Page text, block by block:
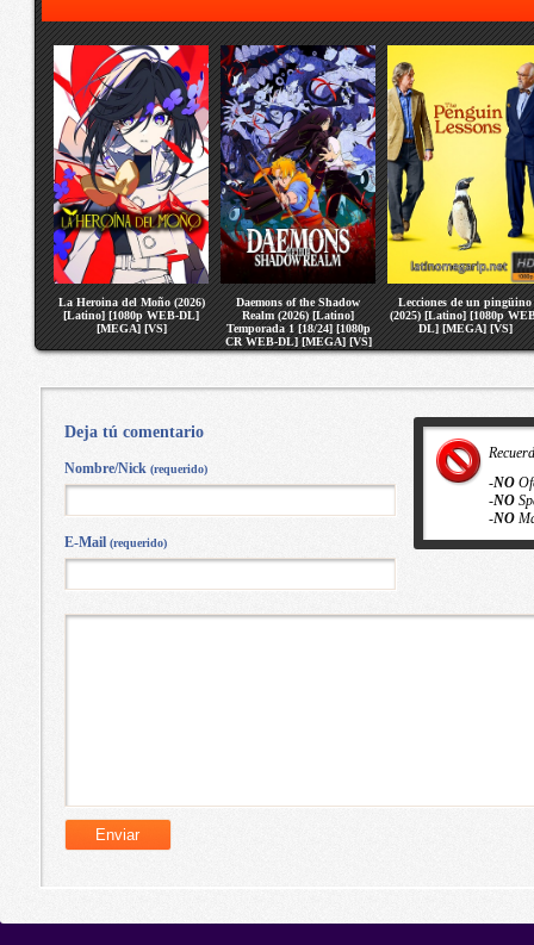
La Heroina del Moño (2026)
[Latino] [1080p WEB-DL]
[MEGA] [VS]
Daemons of the Shadow
Realm (2026) [Latino]
Temporada 1 [18/24] [1080p
CR WEB-DL] [MEGA] [VS]
Lecciones de un pingüino
(2025) [Latino] [1080p
DL] [MEGA] [VS]
-NO
-NO
-NO
Deja tú comentario
Nombre/Nick (requerido)
E-Mail (requerido)